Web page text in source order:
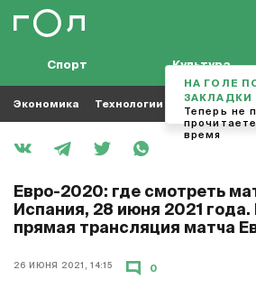
Спорт Культура
Экономика Технологии Кино
Евро-2020: где смотреть
Испания, 28 июня 2021 года.
прямая трансляция матча
26 ИЮНЯ 2021, 14:15 0
НА ГОЛЕ
ЗАКЛАДКИ
Теперь не
время